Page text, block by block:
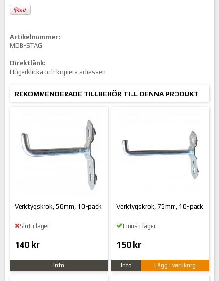
Artikelnummer:
MDB-STAG
Direktlänk:
Högerklicka och kopiera adressen
REKOMMENDERADE TILLBEHÖR TILL DENNA PRODUKT
Verktygskrok, 50mm, 10-pack
Slut i lager
140 kr
Info
Verktygskrok, 75mm, 10-pack
Finns i lager
150 kr
Info Lägg i varukorg